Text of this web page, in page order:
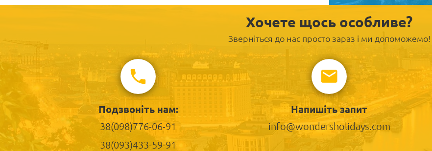
Хочете щось особливе?
Зверніться до нас просто зараз і ми допоможемо!
Подзвоніть нам:
38(098)776-06-91
38(093)433-59-91
Напишіть запит
info@wondersholidays.com